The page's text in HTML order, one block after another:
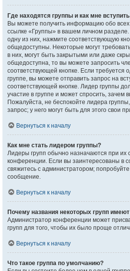
Где находятся группы и как мне
Вы можете получить информацию обо
ссылке «Группы» в вашем личном разделе.
одну из них, нажмите соответствующую
общедоступны. Некоторые могут
в них, могут быть закрытыми или даже
общедоступна, то вы можете запросить
соответствующей кнопке. Если требуется
группе, вы можете отправить запрос на
соответствующей кнопке. Лидер группы
участие в группе и может спросить, зачем
Пожалуйста, не беспокойте лидера
запрос; у него могут быть для этого свои
Вернуться к началу
Как мне стать лидером группы?
Лидеры групп обычно назначаются при их
конференции. Если вы заинтересованы в
свяжитесь с администратором;
сообщение.
Вернуться к началу
Почему названия некоторых групп
Администратор конференции может
групп для того, чтобы их было проще
Вернуться к началу
Что такое группа по умолчанию?